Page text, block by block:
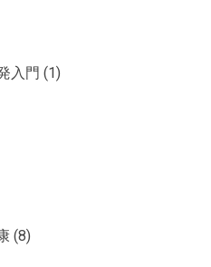
入門 (1)
(8)